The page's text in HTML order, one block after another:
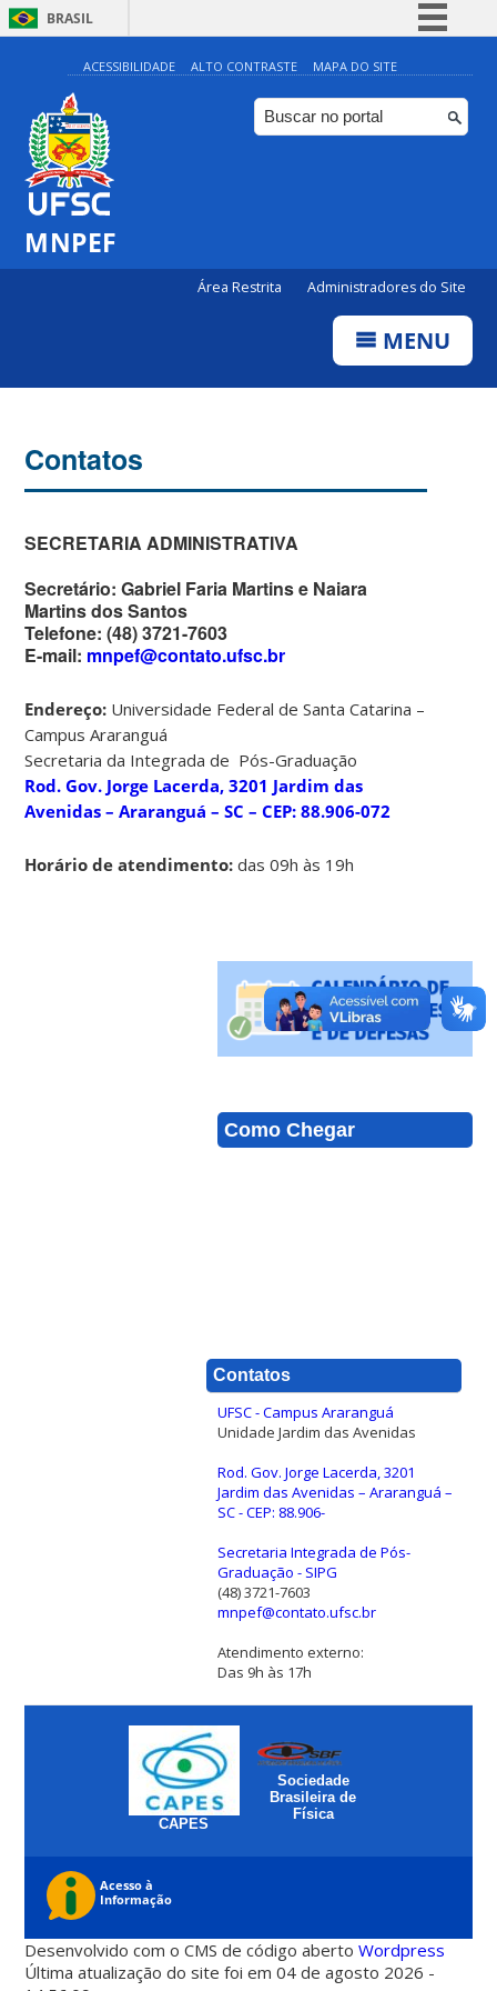
BRASIL
Simplifique!
Comunica BR
Participe
ACESSIBILIDADE ALTO CONTRASTE MAPA DO SITE
MNPEF
Área Restrita Administradores do Site
MENU
Contatos
SECRETARIA ADMINISTRATIVA
Secretário: Gabriel Faria Martins e Naiara
Martins dos Santos
Telefone: (48) 3721-7603
E-mail: mnpef@contato.ufsc.br
Endereço: Universidade Federal de Santa Catarina –
Campus Araranguá
Secretaria da Integrada de Pós-Graduação
Rod. Gov. Jorge Lacerda, 3201 Jardim das
Avenidas – Araranguá – SC – CEP: 88.906-072
Horário de atendimento: das 09h às 19h
Como Chegar
Contatos
UFSC - Campus Araranguá
Unidade Jardim das Avenidas
Rod. Gov. Jorge Lacerda, 3201
Jardim das Avenidas – Araranguá –
SC - CEP: 88.906-
Secretaria Integrada de Pós-
Graduação - SIPG
(48) 3721-7603
mnpef@contato.ufsc.br
Atendimento externo:
Das 9h às 17h
CAPES
Sociedade
Brasileira de
Física
Desenvolvido com o CMS de código abertoWordpress
Última atualização do site foi em 04 de agosto 2026 -